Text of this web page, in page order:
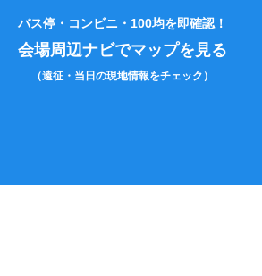
目薬
バス停・コンビニ・100均を即確認！
会場周辺ナビでマップを見る
（遠征・当日の現地情報をチェック）